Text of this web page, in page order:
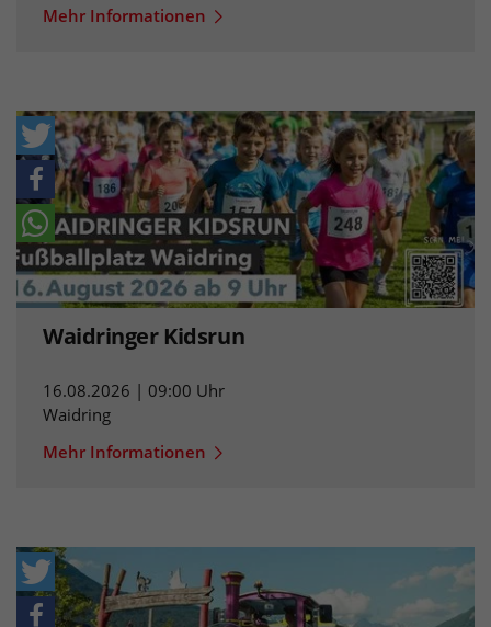
Mehr Informationen
Waidringer Kidsrun
16.08.2026 | 09:00 Uhr
Waidring
Mehr Informationen